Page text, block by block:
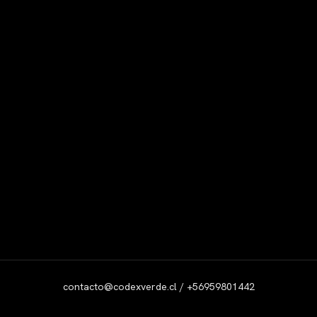
contacto@codexverde.cl / +56959801442